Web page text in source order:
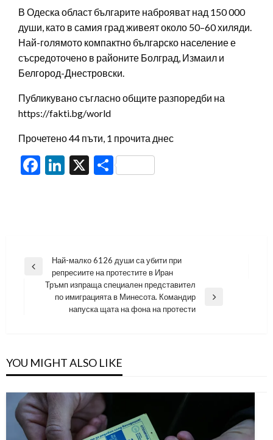
В Одеска област българите наброяват над 150 000
души, като в самия град живеят около 50–60 хиляди.
Най-голямото компактно българско население е
съсредоточено в районите Болград, Измаил и
Белгород-Днестровски.
Публикувано съгласно общите разпоредби на
https://fakti.bg/world
Прочетено 44 пъти, 1 прочита днес
Facebook
LinkedIn
X Share
Навигация
Previous
Най-малко 6126 души са убити при
репресиите на протестите в Иран
Тръмп изпраща специален представител
по имиграцията в Минесота. Командир
напуска щата на фона на протести
YOU MIGHT ALSO LIKE